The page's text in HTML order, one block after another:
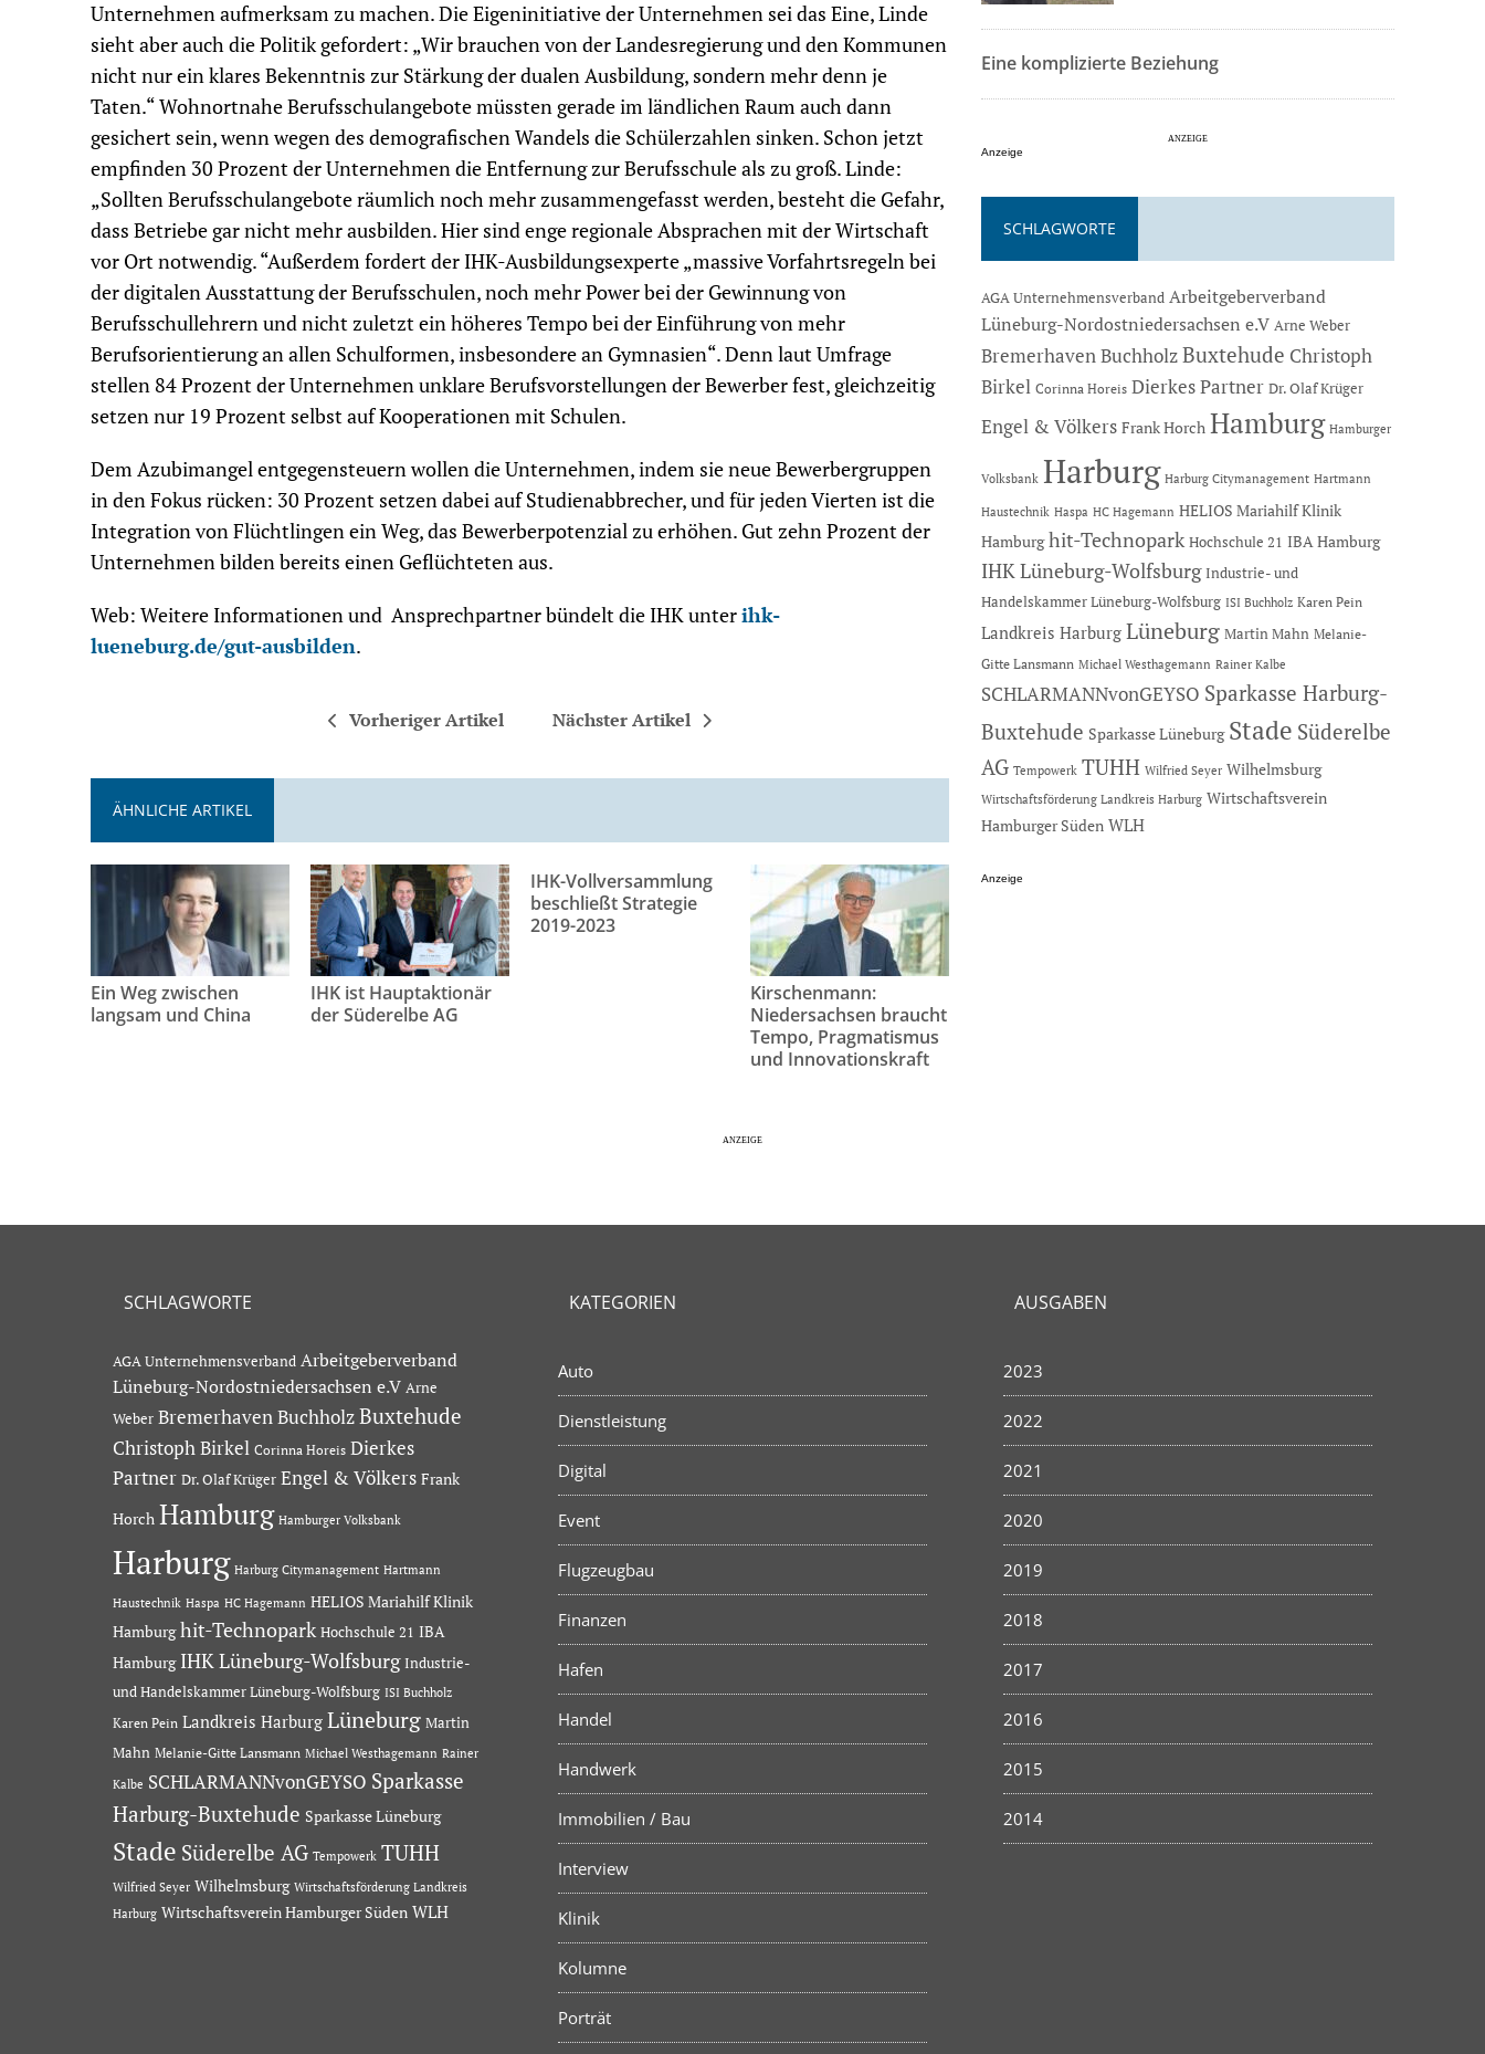
Unternehmen aufmerksam zu machen. Die Eigeninitiative der Unternehmen sei das Eine, Linde
sieht aber auch die Politik gefordert: „Wir brauchen von der Landesregierung und den Kommunen
nicht nur ein klares Bekenntnis zur Stärkung der dualen Ausbildung, sondern mehr denn je
Taten.“ Wohnortnahe Berufsschulangebote müssten gerade im ländlichen Raum auch dann
gesichert sein, wenn wegen des demografischen Wandels die Schülerzahlen sinken. Schon jetzt
empfinden 30 Prozent der Unternehmen die Entfernung zur Berufsschule als zu groß. Linde:
„Sollten Berufsschulangebote räumlich noch mehr zusammengefasst werden, besteht die Gefahr,
dass Betriebe gar nicht mehr ausbilden. Hier sind enge regionale Absprachen mit der Wirtschaft
vor Ort notwendig. “Außerdem fordert der IHK-Ausbildungsexperte „massive Vorfahrtsregeln bei
der digitalen Ausstattung der Berufsschulen, noch mehr Power bei der Gewinnung von
Berufsschullehrern und nicht zuletzt ein höheres Tempo bei der Einführung von mehr
Berufsorientierung an allen Schulformen, insbesondere an Gymnasien“. Denn laut Umfrage
stellen 84 Prozent der Unternehmen unklare Berufsvorstellungen der Bewerber fest, gleichzeitig
setzen nur 19 Prozent selbst auf Kooperationen mit Schulen.
Dem Azubimangel entgegensteuern wollen die Unternehmen, indem sie neue Bewerbergruppen
in den Fokus rücken: 30 Prozent setzen dabei auf Studienabbrecher, und für jeden Vierten ist die
Integration von Flüchtlingen ein Weg, das Bewerberpotenzial zu erhöhen. Gut zehn Prozent der
Unternehmen bilden bereits einen Geflüchteten aus.
Web: Weitere Informationen und Ansprechpartner bündelt die IHK unterihk-
lueneburg.de/gut-ausbilden.
Vorheriger Artikel Nächster Artikel
ÄHNLICHE ARTIKEL
Ein Weg zwischen
langsam und China
IHK ist Hauptaktionär
der Süderelbe AG
IHK-Vollversammlung
beschließt Strategie
2019-2023
Kirschenmann:
Niedersachsen braucht
Tempo, Pragmatismus
und Innovationskraft
Eine komplizierte Beziehung
Anzeige
SCHLAGWORTE
AGA Unternehmensverband Arbeitgeberverband
Lüneburg-Nordostniedersachsen e.V Arne Weber
BremerhavenBuchholzBuxtehude Christoph
Birkel Corinna Horeis Dierkes Partner Dr. Olaf Krüger
Engel & Völkers Frank Horch Hamburg Hamburger
Volksbank Harburg Harburg Citymanagement Hartmann
Haustechnik Haspa HC Hagemann HELIOS Mariahilf Klinik
Hamburg hit-Technopark Hochschule 21 IBA Hamburg
IHK Lüneburg-Wolfsburg Industrie- und
Handelskammer Lüneburg-Wolfsburg ISI Buchholz Karen Pein
Landkreis Harburg Lüneburg Martin Mahn Melanie-
Gitte Lansmann Michael Westhagemann Rainer Kalbe
SCHLARMANNvonGEYSO Sparkasse Harburg-
Buxtehude Sparkasse Lüneburg Stade Süderelbe
AG Tempowerk TUHH Wilfried Seyer Wilhelmsburg
Wirtschaftsförderung Landkreis Harburg Wirtschaftsverein
Hamburger Süden WLH
Anzeige
SCHLAGWORTE
AGA Unternehmensverband Arbeitgeberverband
Lüneburg-Nordostniedersachsen e.V Arne
Weber BremerhavenBuchholzBuxtehude
Christoph Birkel Corinna Horeis Dierkes
Partner Dr. Olaf Krüger Engel & Völkers Frank
Horch Hamburg Hamburger Volksbank
Harburg Harburg Citymanagement Hartmann
Haustechnik Haspa HC Hagemann HELIOS Mariahilf Klinik
Hamburg hit-Technopark Hochschule 21 IBA
Hamburg IHK Lüneburg-Wolfsburg Industrie-
und Handelskammer Lüneburg-Wolfsburg ISI Buchholz
Karen Pein Landkreis Harburg Lüneburg Martin
Mahn Melanie-Gitte Lansmann Michael Westhagemann Rainer
Kalbe SCHLARMANNvonGEYSO Sparkasse
Harburg-Buxtehude Sparkasse Lüneburg
Stade Süderelbe AG Tempowerk TUHH
Wilfried Seyer Wilhelmsburg Wirtschaftsförderung Landkreis
Harburg Wirtschaftsverein Hamburger Süden WLH
KATEGORIEN
Auto
Dienstleistung
Digital
Event
Flugzeugbau
Finanzen
Hafen
Handel
Handwerk
Immobilien / Bau
Interview
Klinik
Kolumne
Porträt
AUSGABEN
2023
2022
2021
2020
2019
2018
2017
2016
2015
2014